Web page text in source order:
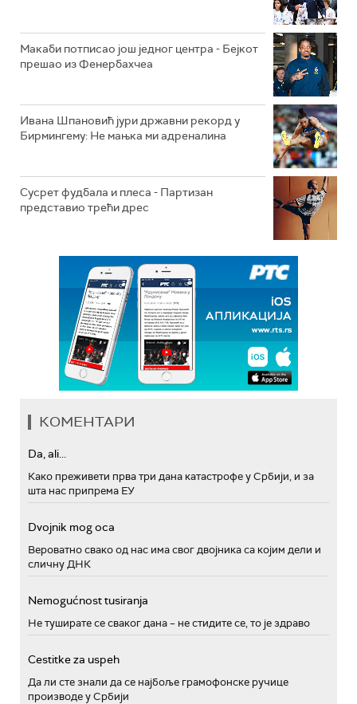
Макаби потписао још једног центра - Бејкот
прешао из Фенербахчеа
Ивана Шпановић јури државни рекорд у
Бирмингему: Не мањка ми адреналина
Сусрет фудбала и плеса - Партизан
представио трећи дрес
КОМЕНТАРИ
Da, ali...
Како преживети прва три дана катастрофе у Србији, и за
шта нас припрема ЕУ
Dvojnik mog oca
Вероватно свако од нас има свог двојника са којим дели и
сличну ДНК
Nemogućnost tusiranja
Не туширате се сваког дана – не стидите се, то је здраво
Cestitke za uspeh
Да ли сте знали да се најбоље грамофонске ручице
производе у Србији